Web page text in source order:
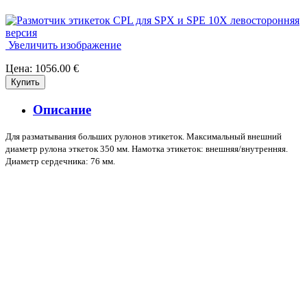
Увеличить изображение
Цена: 1056.00 €
Описание
Для разматывания больших рулонов этикеток. Максимальный внешний
диаметр рулона эткеток 350 мм. Намотка этикеток: внешняя/внутренняя.
Диаметр сердечника: 76 мм.